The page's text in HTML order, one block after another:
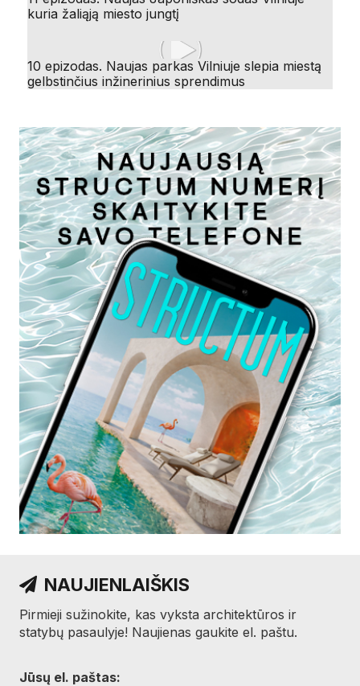
kuria žaliąją miesto jungtį
10 epizodas. Naujas parkas Vilniuje slepia miestą
gelbstinčius inžinerinius sprendimus
NAUJIENLAIŠKIS
Pirmieji sužinokite, kas vyksta architektūros ir
statybų pasaulyje! Naujienas gaukite el. paštu.
Jūsų el. paštas: